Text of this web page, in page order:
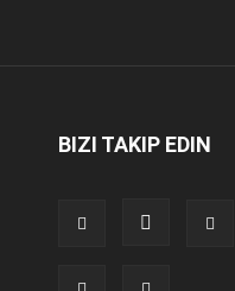
BIZI TAKIP EDIN